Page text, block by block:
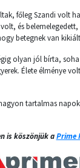
főleg Szandi volt
és belemelegedett,
betegnek van
olyan jól bírta,
Élete élménye
tartalmas
is köszönjük aPrime